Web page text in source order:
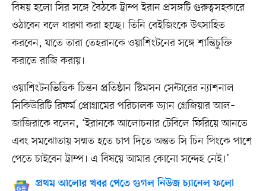
বিষয় হলো সির সঙ্গে বৈঠকে ট্রাম্প ইরান প্রসঙ্গটি গুরুত্বসহকারে
ওঠাবেন বলে ধারণা করা হচ্ছে। তিনি বেইজিংকে উৎসাহিত
করবেন, যাতে তারা তেহরানকে ওয়াশিংটনের সঙ্গে শান্তিচুক্তি
করাতে রাজি করায়।
ওয়াশিংটনভিত্তিক চিন্তন প্রতিষ্ঠান স্টিমসন সেন্টারের ন্যাশনাল
সিকিউরিটি রিফর্ম প্রোগ্রামের পরিচালক ড্যান গ্রেজিয়ার আল–
জাজিরাকে বলেন, ‘ইরানকে আলোচনার টেবিলে ফিরিয়ে আনতে
এবং সমঝোতায় সম্মত হতে চাপ দিতে অন্তত সি চিন পিংকে পাশে
পেতে চাইবেন ট্রাম্প। এ বিষয়ে আমার কোনো সন্দেহ নেই।’
প্রথম আলোর খবর পেতে গুগল নিউজ চ্যানেল ফলো